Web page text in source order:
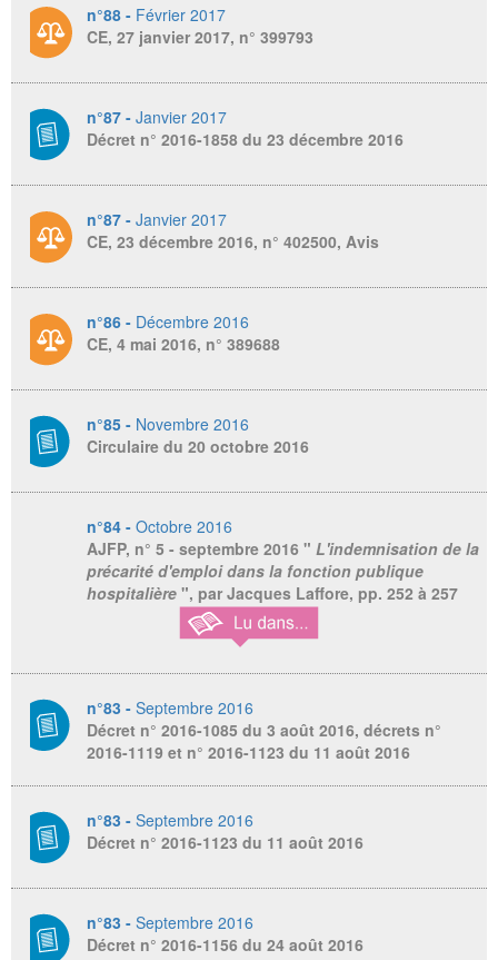
n°88 - Février 2017
CE, 27 janvier 2017, n° 399793
n°87 - Janvier 2017
Décret n° 2016-1858 du 23 décembre 2016
n°87 - Janvier 2017
CE, 23 décembre 2016, n° 402500, Avis
n°86 - Décembre 2016
CE, 4 mai 2016, n° 389688
n°85 - Novembre 2016
Circulaire du 20 octobre 2016
n°84 - Octobre 2016
AJFP, n° 5 - septembre 2016 " L'indemnisation de la
précarité d'emploi dans la fonction publique
hospitalière", par Jacques Laffore, pp. 252 à 257
n°83 - Septembre 2016
Décret n° 2016-1085 du 3 août 2016, décrets n°
2016-1119 et n° 2016-1123 du 11 août 2016
n°83 - Septembre 2016
Décret n° 2016-1123 du 11 août 2016
n°83 - Septembre 2016
Décret n° 2016-1156 du 24 août 2016